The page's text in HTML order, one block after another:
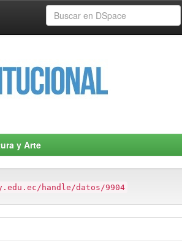
y Arte
handle/datos/9904